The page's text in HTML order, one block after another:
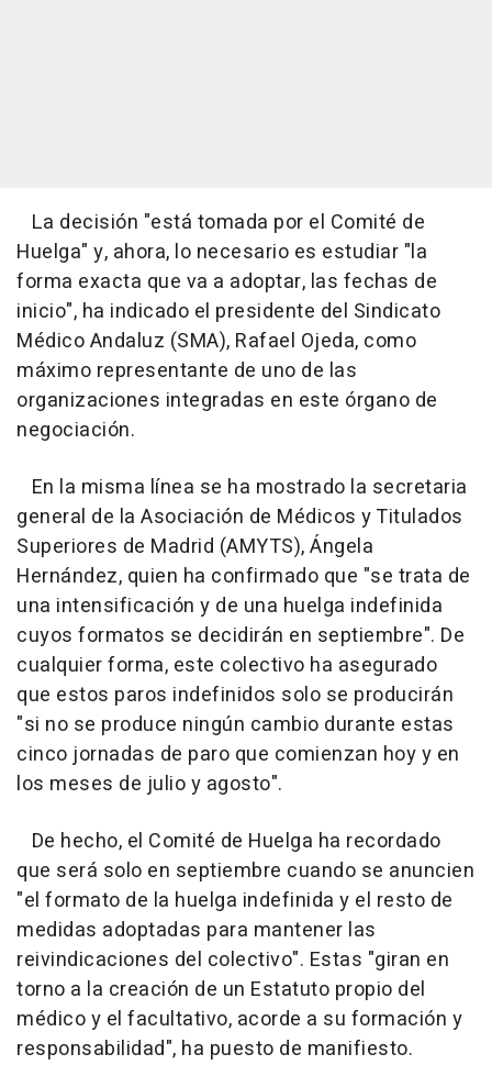
La decisión "está tomada por el Comité de
Huelga" y, ahora, lo necesario es estudiar "la
forma exacta que va a adoptar, las fechas de
inicio", ha indicado el presidente del Sindicato
Médico Andaluz (SMA), Rafael Ojeda, como
máximo representante de uno de las
organizaciones integradas en este órgano de
negociación.
En la misma línea se ha mostrado la secretaria
general de la Asociación de Médicos y Titulados
Superiores de Madrid (AMYTS), Ángela
Hernández, quien ha confirmado que "se trata de
una intensificación y de una huelga indefinida
cuyos formatos se decidirán en septiembre". De
cualquier forma, este colectivo ha asegurado
que estos paros indefinidos solo se producirán
"si no se produce ningún cambio durante estas
cinco jornadas de paro que comienzan hoy y en
los meses de julio y agosto".
De hecho, el Comité de Huelga ha recordado
que será solo en septiembre cuando se anuncien
"el formato de la huelga indefinida y el resto de
medidas adoptadas para mantener las
reivindicaciones del colectivo". Estas "giran en
torno a la creación de un Estatuto propio del
médico y el facultativo, acorde a su formación y
responsabilidad", ha puesto de manifiesto.